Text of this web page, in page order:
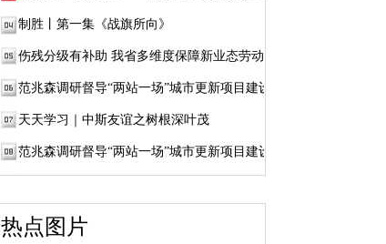
制胜丨第一集《战旗所向》
伤残分级有补助 我省多维度保障新业态劳动者...
范兆森调研督导“两站一场”城市更新项目建设
天天学习｜中斯友谊之树根深叶茂
范兆森调研督导“两站一场”城市更新项目建设
热点图片